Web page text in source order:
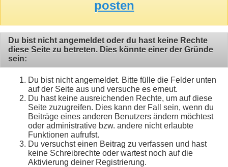
posten
Du bist nicht angemeldet oder du hast keine Rechte
diese Seite zu betreten. Dies könnte einer der Gründe
sein:
Du bist nicht angemeldet. Bitte fülle die Felder unten
auf der Seite aus und versuche es erneut.
Du hast keine ausreichenden Rechte, um auf diese
Seite zuzugreifen. Dies kann der Fall sein, wenn du
Beiträge eines anderen Benutzers ändern möchtest
oder administrative bzw. andere nicht erlaubte
Funktionen aufrufst.
Du versuchst einen Beitrag zu verfassen und hast
keine Schreibrechte oder wartest noch auf die
Aktivierung deiner Registrierung.